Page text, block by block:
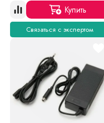
Купить
Связаться с экспертом